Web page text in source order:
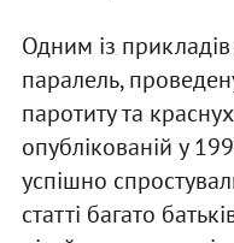
Одним із
паралель,
паротиту та
опублікованій у
успішно
статті багато